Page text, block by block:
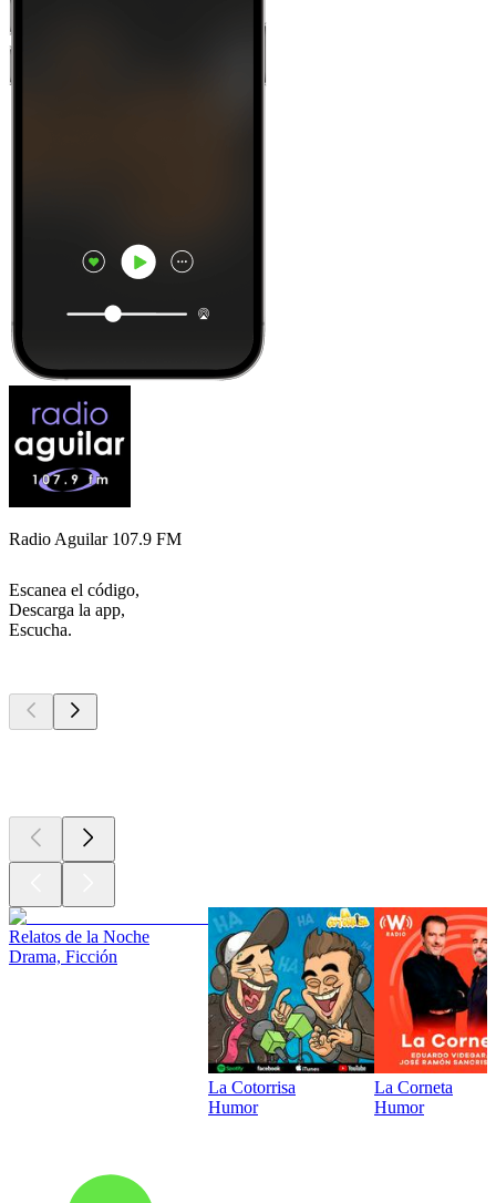
Radio Aguilar 107.9 FM
Escanea el código,
Descarga la app,
Escucha.
Relatos de la Noche
Drama, Ficción
La Cotorrisa
Humor
La Corneta
Humor